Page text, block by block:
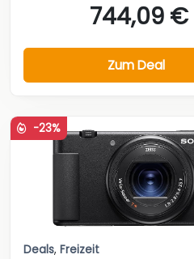
744,09 €
Zum Deal
-23%
Deals, Freizeit